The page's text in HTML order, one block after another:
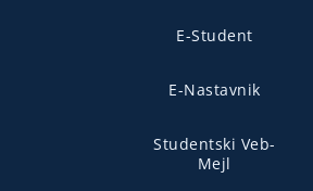
E-Student
E-Nastavnik
Studentski Veb-
Mejl